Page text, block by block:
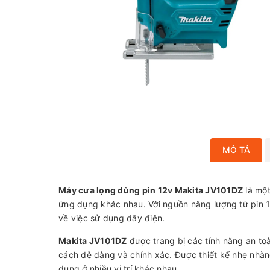
MÔ TẢ
Máy cưa lọng dùng pin 12v Makita JV101DZ là
ứng dụng khác nhau. Với nguồn năng lượng từ pin
về việc sử dụng dây điện.
Makita JV101DZ được trang bị các tính năng an
cách dễ dàng và chính xác. Được thiết kế nhẹ